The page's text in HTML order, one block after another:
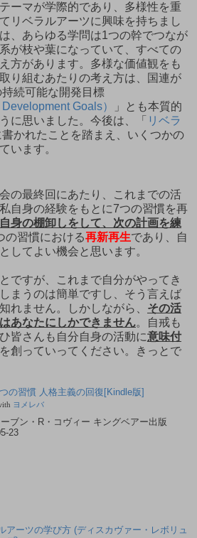
ーマが学際的であり、多様性を重
リベラルアーツに興味を持ちまし
、あらゆる学問は1つの幹でつなが
が枝や葉になっていて、すべての
方があります。多様な価値観をも
り組むあたりの考え方は、国連が
続可能な開発目標
Goals）
」とも本質的
に思いました。今後は、「 リベラ
書かれたことを踏まえ、いくつかの
います。
の最終回にあたり、これまでの活
自身の経験をもとに7つの習慣を再
身の棚卸しをして、次の計画を練
の習慣における再新再生であり、自
してよい機会と思います。
ですが、これまで自分がやってき
まうのは簡単ですし、そう言えば
れません。しかしながら、 その活
あなたにしかできません。自戒も
皆さんも自分自身の活動に意味付
を創っていってください。きっとで
の習慣 人格主義の回復[Kindle版]
ヨメレバ
ブン・R・コヴィー キングベアー出版
23
アーツの学び方 (ディスカヴァー・レボリュ